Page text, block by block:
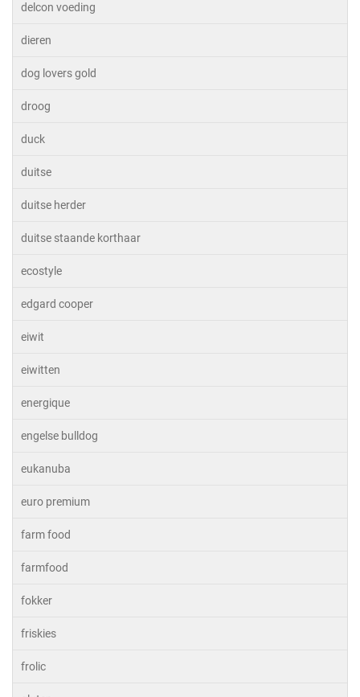
delcon voeding
dieren
dog lovers gold
droog
duck
duitse
duitse herder
duitse staande korthaar
ecostyle
edgard cooper
eiwit
eiwitten
energique
engelse bulldog
eukanuba
euro premium
farm food
farmfood
fokker
friskies
frolic